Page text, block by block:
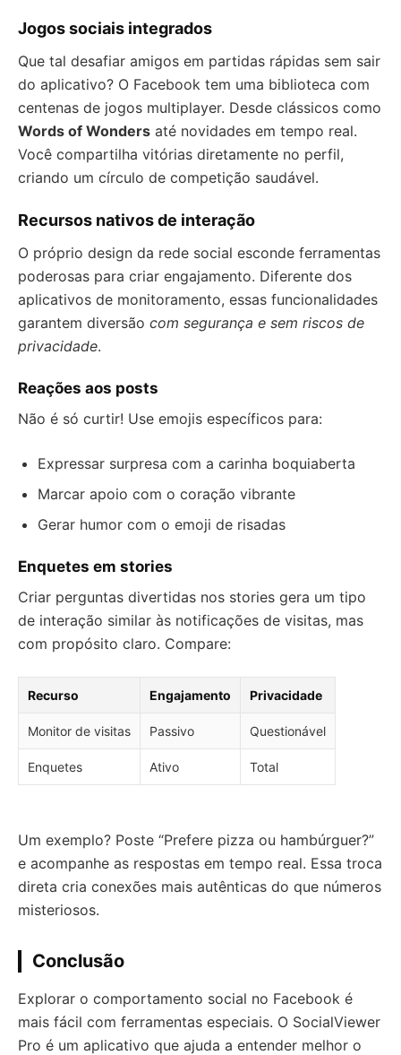
Jogos sociais integrados
Que tal desafiar amigos em partidas rápidas sem sair
do aplicativo? O Facebook tem uma biblioteca com
centenas de jogos multiplayer. Desde clássicos como
Words of Wonders até novidades em tempo real.
Você compartilha vitórias diretamente no perfil,
criando um círculo de competição saudável.
Recursos nativos de interação
O próprio design da rede social esconde ferramentas
poderosas para criar engajamento. Diferente dos
aplicativos de monitoramento, essas funcionalidades
garantem diversão com segurança e sem riscos de
privacidade.
Reações aos posts
Não é só curtir! Use emojis específicos para:
Expressar surpresa com a carinha boquiaberta
Marcar apoio com o coração vibrante
Gerar humor com o emoji de risadas
Enquetes em stories
Criar perguntas divertidas nos stories gera um tipo
de interação similar às notificações de visitas, mas
com propósito claro. Compare:
Recurso Engajamento Privacidade
Monitor de visitas Passivo Questionável
Enquetes Ativo Total
Um exemplo? Poste “Prefere pizza ou hambúrguer?”
e acompanhe as respostas em tempo real. Essa troca
direta cria conexões mais autênticas do que números
misteriosos.
Conclusão
Explorar o comportamento social no Facebook é
mais fácil com ferramentas especiais. O SocialViewer
Pro é um aplicativo que ajuda a entender melhor o